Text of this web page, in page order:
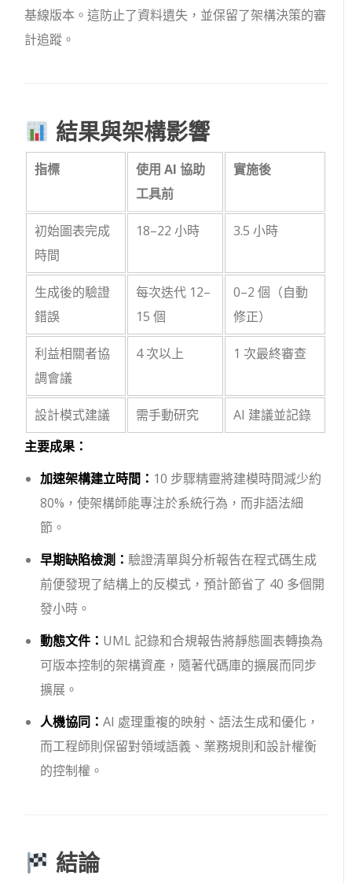
基線版本。這防止了資料遺失，並保留了架構決策的審
計追蹤。
結果與架構影響
指標
使用 AI 協助
工具前
實施後
初始圖表完成
時間
18–22 小時 3.5 小時
生成後的驗證
錯誤
每次迭代 12–
15 個
0–2 個（自動
修正）
利益相關者協
調會議
4 次以上 1 次最終審查
設計模式建議 需手動研究
AI 建議並記錄
主要成果：
加速架構建立時間： 10 步驟精靈將建模時間減少約
80%，使架構師能專注於系統行為，而非語法細
節。
早期缺陷檢測：驗證清單與分析報告在程式碼生成
前便發現了結構上的反模式，預計節省了 40 多個開
發小時。
動態文件： UML 記錄和合規報告將靜態圖表轉換為
可版本控制的架構資產，隨著代碼庫的擴展而同步
擴展。
人機協同：AI 處理重複的映射、語法生成和優化，
而工程師則保留對領域語義、業務規則和設計權衡
的控制權。
結論